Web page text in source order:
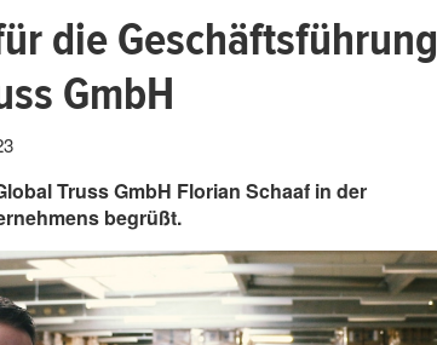
die Geschäftsführung
GmbH
Truss GmbH Florian Schaaf in der
begrüßt.